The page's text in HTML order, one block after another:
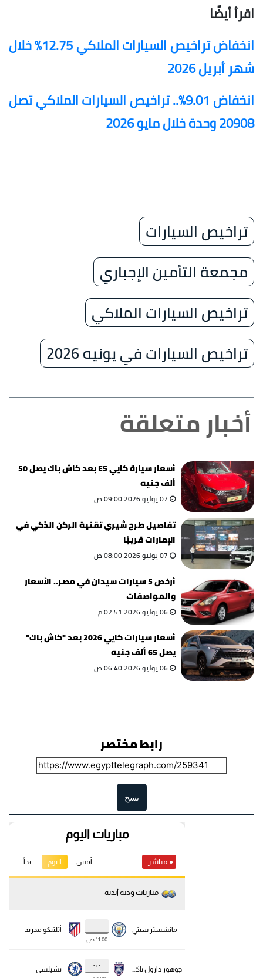
اقرأ أيضًا
انخفاض تراخيص السيارات الملاكي 12.75% خلال
شهر أبريل 2026
انخفاض 9.01%.. تراخيص السيارات الملاكي تصل
20908 وحدة خلال مايو 2026
تراخيص السيارات
مجمعة التأمين الإجباري
تراخيص السيارات الملاكي
تراخيص السيارات في يونيه 2026
أخبار متعلقة
أسعار سيارة كايي E5 بعد كاش باك يصل 50
ألف جنيه
07 يوليو 2026 09:00 ص
تفاصيل طرح شيري تقنية الركن الذكي في
الإمارات قريبًا
07 يوليو 2026 08:00 ص
أرخص 5 سيارات سيدان في مصر.. الأسعار
والمواصفات
06 يوليو 2026 02:51 م
أسعار سيارات كايي 2026 بعد "كاش باك"
يصل 65 ألف جنيه
06 يوليو 2026 06:40 ص
رابط مختصر
نسخ